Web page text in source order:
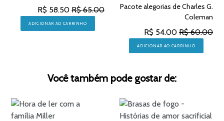
R$ 58.50 R$ 65.00
ADICIONAR AO CARRINHO
Pacote alegorias de Charles G.
Coleman
R$ 54.00 R$ 60.00
ADICIONAR AO CARRINHO
Você também pode gostar de: